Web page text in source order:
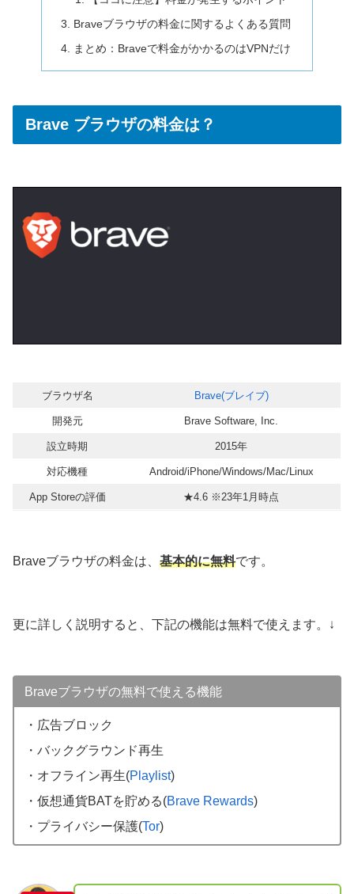
Braveブラウザの料金に関するよくある質問
まとめ：Braveで料金がかかるのはVPNだけ
Brave ブラウザの料金は？
ブラウザ名 Brave(ブレイブ)
開発元 Brave Software, Inc.
設立時期 2015年
対応機種 Android/iPhone/Windows/Mac/Linux
App Storeの評価 ★4.6 ※23年1月時点
Braveブラウザの料金は、 基本的に無料です。
更に詳しく説明すると、下記の機能は無料で使えます。↓
Braveブラウザの無料で使える機能
・広告ブロック
・バックグラウンド再生
・オフライン再生(Playlist)
・仮想通貨BATを貯める(Brave Rewards)
・プライバシー保護(Tor)